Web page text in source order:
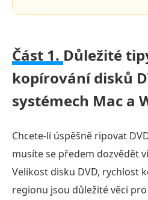
Část 1. Důležité
kopírování disků
systémech Mac a
Chcete-li úspěšně ripovat
musíte se předem dozvědět
Velikost disku DVD, rychlost
regionu jsou důležité věci